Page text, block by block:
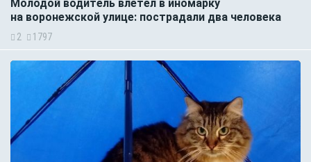
Молодой водитель влетел в иномарку
на воронежской улице: пострадали два человека
2 1797